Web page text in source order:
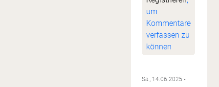
um
Kommentare
verfassen zu
können
Sa., 14.06.2025 -